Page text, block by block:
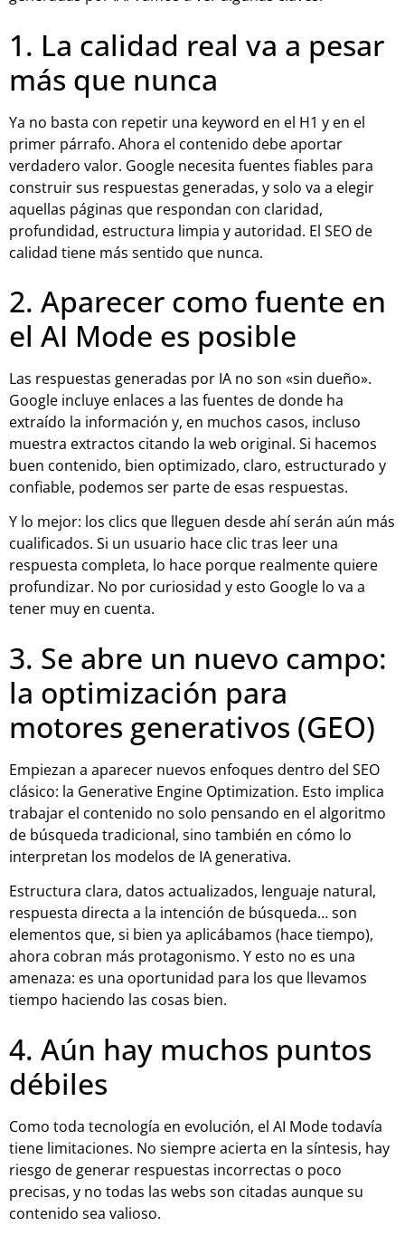
1. La calidad real va a pesar
más que nunca
Ya no basta con repetir una keyword en el H1 y en el
primer párrafo. Ahora el contenido debe aportar
verdadero valor. Google necesita fuentes fiables para
construir sus respuestas generadas, y solo va a elegir
aquellas páginas que respondan con claridad,
profundidad, estructura limpia y autoridad. El SEO de
calidad tiene más sentido que nunca.
2. Aparecer como fuente en
el AI Mode es posible
Las respuestas generadas por IA no son «sin dueño».
Google incluye enlaces a las fuentes de donde ha
extraído la información y, en muchos casos, incluso
muestra extractos citando la web original. Si hacemos
buen contenido, bien optimizado, claro, estructurado y
confiable, podemos ser parte de esas respuestas.
Y lo mejor: los clics que lleguen desde ahí serán aún más
cualificados. Si un usuario hace clic tras leer una
respuesta completa, lo hace porque realmente quiere
profundizar. No por curiosidad y esto Google lo va a
tener muy en cuenta.
3. Se abre un nuevo campo:
la optimización para
motores generativos (GEO)
Empiezan a aparecer nuevos enfoques dentro del SEO
clásico: la Generative Engine Optimization. Esto implica
trabajar el contenido no solo pensando en el algoritmo
de búsqueda tradicional, sino también en cómo lo
interpretan los modelos de IA generativa.
Estructura clara, datos actualizados, lenguaje natural,
respuesta directa a la intención de búsqueda… son
elementos que, si bien ya aplicábamos (hace tiempo),
ahora cobran más protagonismo. Y esto no es una
amenaza: es una oportunidad para los que llevamos
tiempo haciendo las cosas bien.
4. Aún hay muchos puntos
débiles
Como toda tecnología en evolución, el AI Mode todavía
tiene limitaciones. No siempre acierta en la síntesis, hay
riesgo de generar respuestas incorrectas o poco
precisas, y no todas las webs son citadas aunque su
contenido sea valioso.